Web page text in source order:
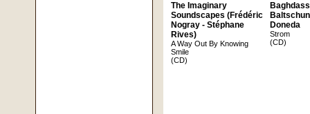
The Imaginary
Soundscapes (Frédéric
Nogray - Stéphane
Rives)
A Way Out By Knowing
Smile
(CD)
Doneda
Strom
(CD)